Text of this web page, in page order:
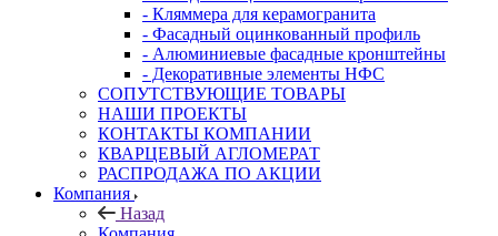
- Кляммера для керамогранита
- Фасадный оцинкованный профиль
- Алюминиевые фасадные кронштейны
- Декоративные элементы НФС
СОПУТСТВУЮЩИЕ ТОВАРЫ
НАШИ ПРОЕКТЫ
КОНТАКТЫ КОМПАНИИ
КВАРЦЕВЫЙ АГЛОМЕРАТ
РАСПРОДАЖА ПО АКЦИИ
Компания
Назад